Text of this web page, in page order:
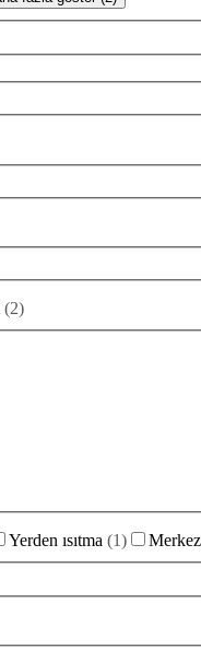
(2)
Yerden ısıtma (1)